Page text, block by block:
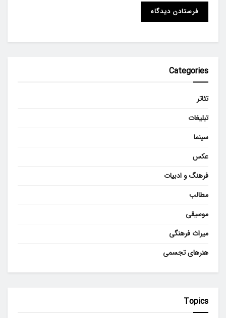
Categories
تئاتر
تبلیغات
سینما
عکس
فرهنگ و ادبیات
مطالب
موسیقی
میراث فرهنگی
هنرهای تجسمی
Topics